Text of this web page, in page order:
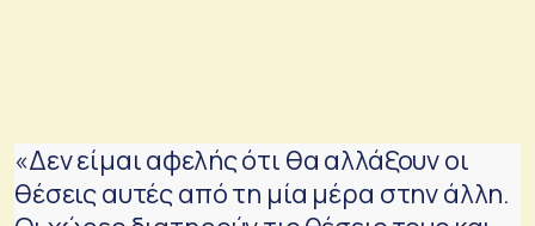
«Δεν είμαι αφελής ότι θα αλλάξουν οι
θέσεις αυτές από τη μία μέρα στην άλλη.